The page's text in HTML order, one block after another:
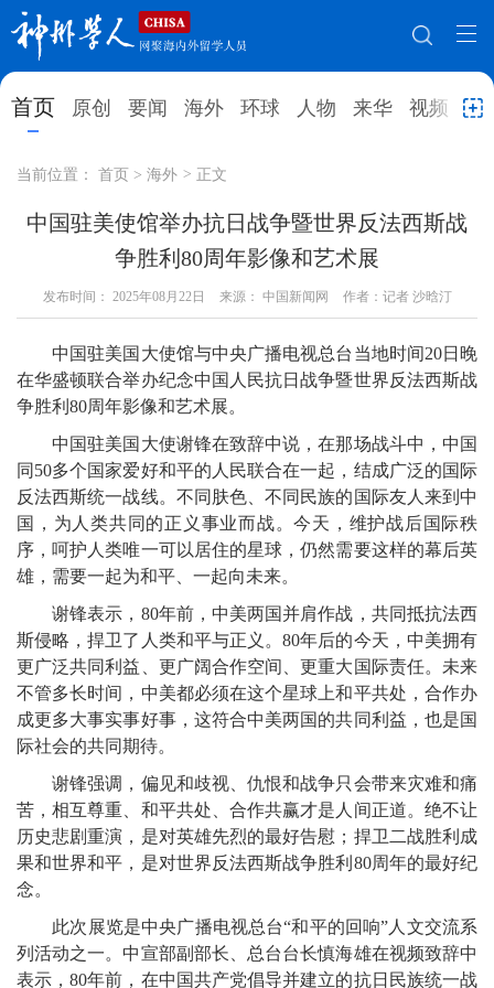
首页 原创 要闻 海外 环球 人物 来华 视频 教
网站地图
首页 原创
环球 人物 来华 视频
就业创业 合作办学
综合 深度 专题 实用信息
招聘信息 更多数据
当前位置： 首页 > 海外 > 正文
中国驻美使馆举办抗日战争暨世界反法西斯战
争胜利80周年影像和艺术展
发布时间： 2025年08月22日 来源： 中国新闻网 作者：记者 沙晗汀
中国驻美国大使馆与中央广播电视总台当地时间20日晚
在华盛顿联合举办纪念中国人民抗日战争暨世界反法西斯战
争胜利80周年影像和艺术展。
中国驻美国大使谢锋在致辞中说，在那场战斗中，中国
同50多个国家爱好和平的人民联合在一起，结成广泛的国际
反法西斯统一战线。不同肤色、不同民族的国际友人来到中
国，为人类共同的正义事业而战。今天，维护战后国际秩
序，呵护人类唯一可以居住的星球，仍然需要这样的幕后英
雄，需要一起为和平、一起向未来。
谢锋表示，80年前，中美两国并肩作战，共同抵抗法西
斯侵略，捍卫了人类和平与正义。80年后的今天，中美拥有
更广泛共同利益、更广阔合作空间、更重大国际责任。未来
不管多长时间，中美都必须在这个星球上和平共处，合作办
成更多大事实事好事，这符合中美两国的共同利益，也是国
际社会的共同期待。
谢锋强调，偏见和歧视、仇恨和战争只会带来灾难和痛
苦，相互尊重、和平共处、合作共赢才是人间正道。绝不让
历史悲剧重演，是对英雄先烈的最好告慰；捍卫二战胜利成
果和世界和平，是对世界反法西斯战争胜利80周年的最好纪
念。
此次展览是中央广播电视总台“和平的回响”人文交流系
列活动之一。中宣部副部长、总台台长慎海雄在视频致辞中
表示，80年前，在中国共产党倡导并建立的抗日民族统一战